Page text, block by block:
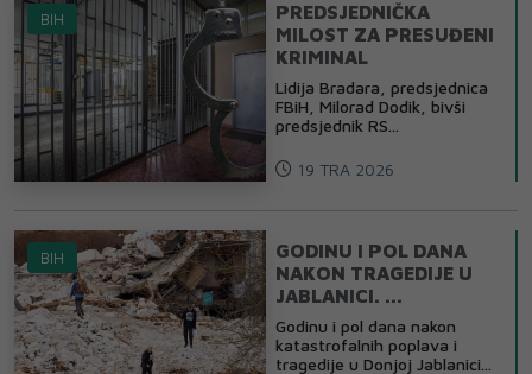
BIH
PREDSJEDNIČKA
MILOST ZA PRESUĐENI
KRIMINAL
Lidija Bradara, predsjednica
FBiH, Milorad Dodik, bivši
predsjednik RS...
19 TRA 2026
BIH
GODINU I POL DANA
NAKON TRAGEDIJE U
JABLANICI. ...
Godinu i pol dana nakon
katastrofalnih poplava i
tragedije u Donjoj Jablanici...